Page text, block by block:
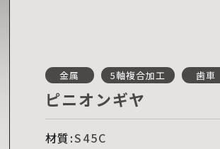
金属 5軸複合加工 歯車
ピニオンギヤ
材質:S45C